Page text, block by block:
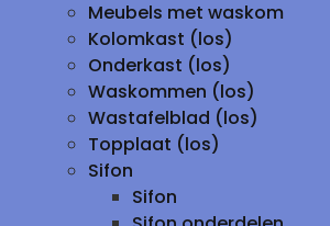
Meubels met waskom
Kolomkast (los)
Onderkast (los)
Waskommen (los)
Wastafelblad (los)
Topplaat (los)
Sifon
Sifon